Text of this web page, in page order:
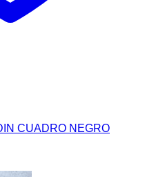
CUADRO NEGRO